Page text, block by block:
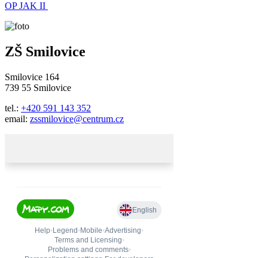
OP JAK II
ZŠ Smilovice
Smilovice 164
739 55 Smilovice
tel.: +420 591 143 352
email: zssmilovice@centrum.cz